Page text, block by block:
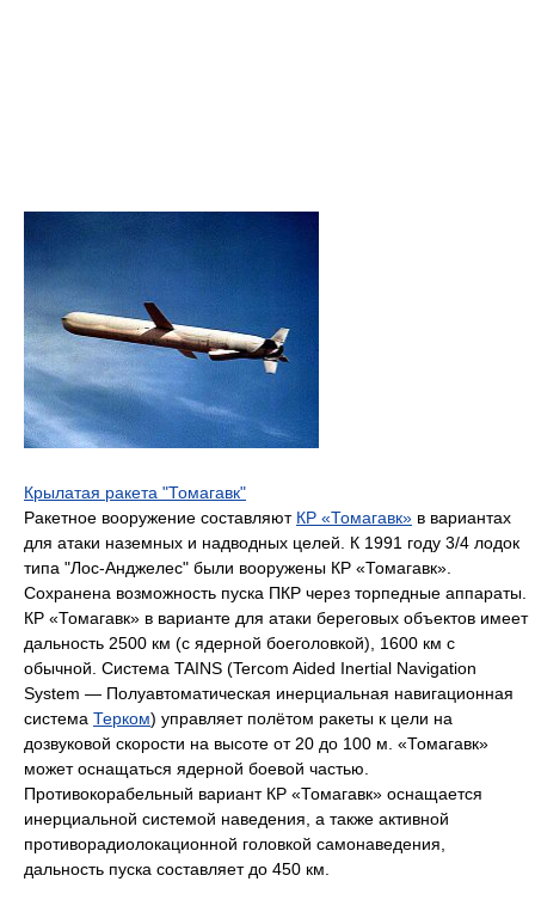
Крылатая ракета "Томагавк"
Ракетное вооружение составляют КР «Томагавк» в вариантах
для атаки наземных и надводных целей. К 1991 году 3/4 лодок
типа "Лос-Анджелес" были вооружены КР «Томагавк».
Сохранена возможность пуска ПКР через торпедные аппараты.
КР «Томагавк» в варианте для атаки береговых объектов имеет
дальность 2500 км (с ядерной боеголовкой), 1600 км с
обычной. Система TAINS (Tercom Aided Inertial Navigation
System — Полуавтоматическая инерциальная навигационная
система Терком) управляет полётом ракеты к цели на
дозвуковой скорости на высоте от 20 до 100 м. «Томагавк»
может оснащаться ядерной боевой частью.
Противокорабельный вариант КР «Томагавк» оснащается
инерциальной системой наведения, а также активной
противорадиолокационной головкой самонаведения,
дальность пуска составляет до 450 км.